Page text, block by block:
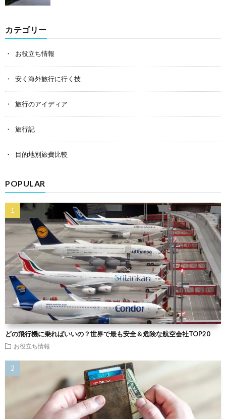
カテゴリー
お役立ち情報
安く海外旅行に行く技
旅行のアイディア
旅行記
目的地別旅費比較
POPULAR
どの飛行機に乗ればいいの？世界で最も安全＆危険な航空会社TOP20
お役立ち情報